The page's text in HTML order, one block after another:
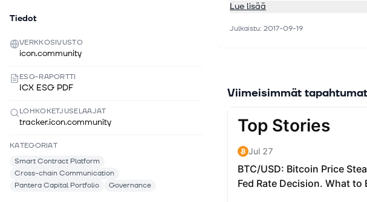
Tiedot
VERKKOSIVUSTO
icon.community
ESG-RAPORTTI
ICX ESG PDF
LOHKOKETJUSELAAJAT
tracker.icon.community
KATEGORIAT
Smart Contract Platform
Cross-chain Communication
Pantera Capital Portfolio
Governance
ICON Cross-Chain Framework
Passing and a growing list of
Lue lisää
Julkaistu: 2017-09-19
Viimeisimmät tapahtumat